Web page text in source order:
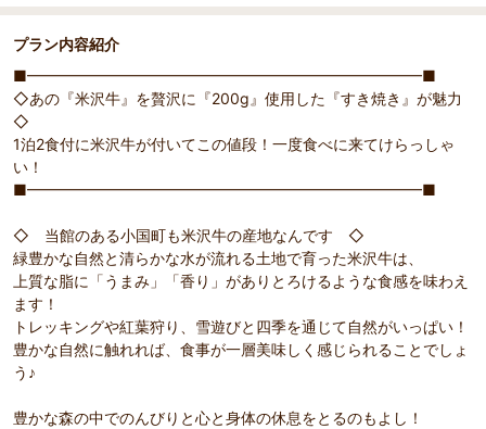
プラン内容紹介
■━━━━━━━━━━━━━━━━━━━━━━━━━━■
◇あの『米沢牛』を贅沢に『200g』使用した『すき焼き』が魅力
◇
1泊2食付に米沢牛が付いてこの値段！一度食べに来てけらっしゃ
い！
■━━━━━━━━━━━━━━━━━━━━━━━━━━■
◇ 当館のある小国町も米沢牛の産地なんです ◇
緑豊かな自然と清らかな水が流れる土地で育った米沢牛は、
上質な脂に「うまみ」「香り」がありとろけるような食感を味わえ
ます！
トレッキングや紅葉狩り、雪遊びと四季を通じて自然がいっぱい！
豊かな自然に触れれば、食事が一層美味しく感じられることでしょ
う♪
豊かな森の中でのんびりと心と身体の休息をとるのもよし！